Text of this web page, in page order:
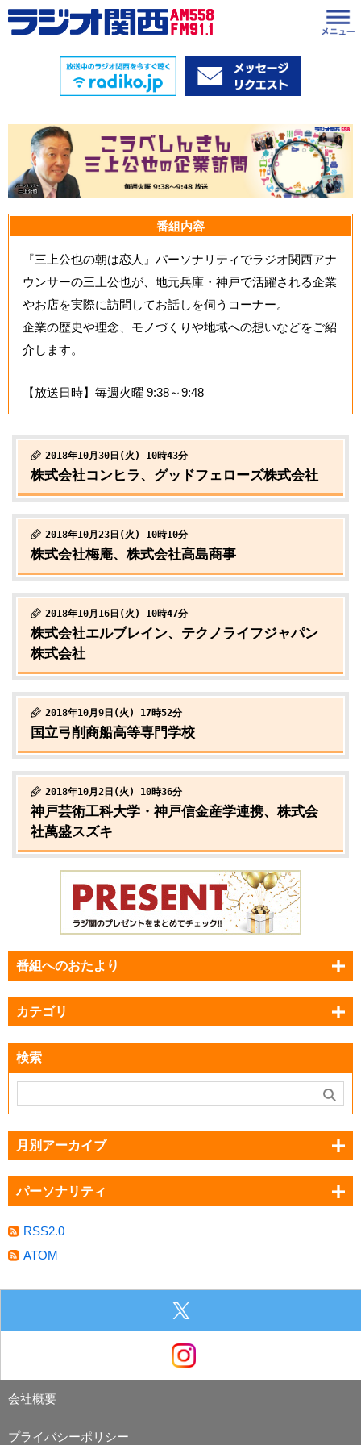
番組内容
『三上公也の朝は恋人』パーソナリティでラジオ関西アナ
ウンサーの三上公也が、地元兵庫・神戸で活躍される企業
やお店を実際に訪問してお話しを伺うコーナー。
企業の歴史や理念、モノづくりや地域への想いなどをご紹
介します。
【放送日時】毎週火曜 9:38～9:48
2018年10月30日(火) 10時43分
株式会社コンヒラ、グッドフェローズ株式会社
2018年10月23日(火) 10時10分
株式会社梅庵、株式会社高島商事
2018年10月16日(火) 10時47分
株式会社エルブレイン、テクノライフジャパン
株式会社
2018年10月9日(火) 17時52分
国立弓削商船高等専門学校
2018年10月2日(火) 10時36分
神戸芸術工科大学・神戸信金産学連携、株式会
社萬盛スズキ
番組へのおたより
カテゴリ
検索
月別アーカイブ
パーソナリティ
RSS2.0
ATOM
会社概要
プライバシーポリシー